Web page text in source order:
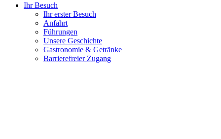
Ihr Besuch
Ihr erster Besuch
Anfahrt
Führungen
Unsere Geschichte
Gastronomie & Getränke
Barrierefreier Zugang